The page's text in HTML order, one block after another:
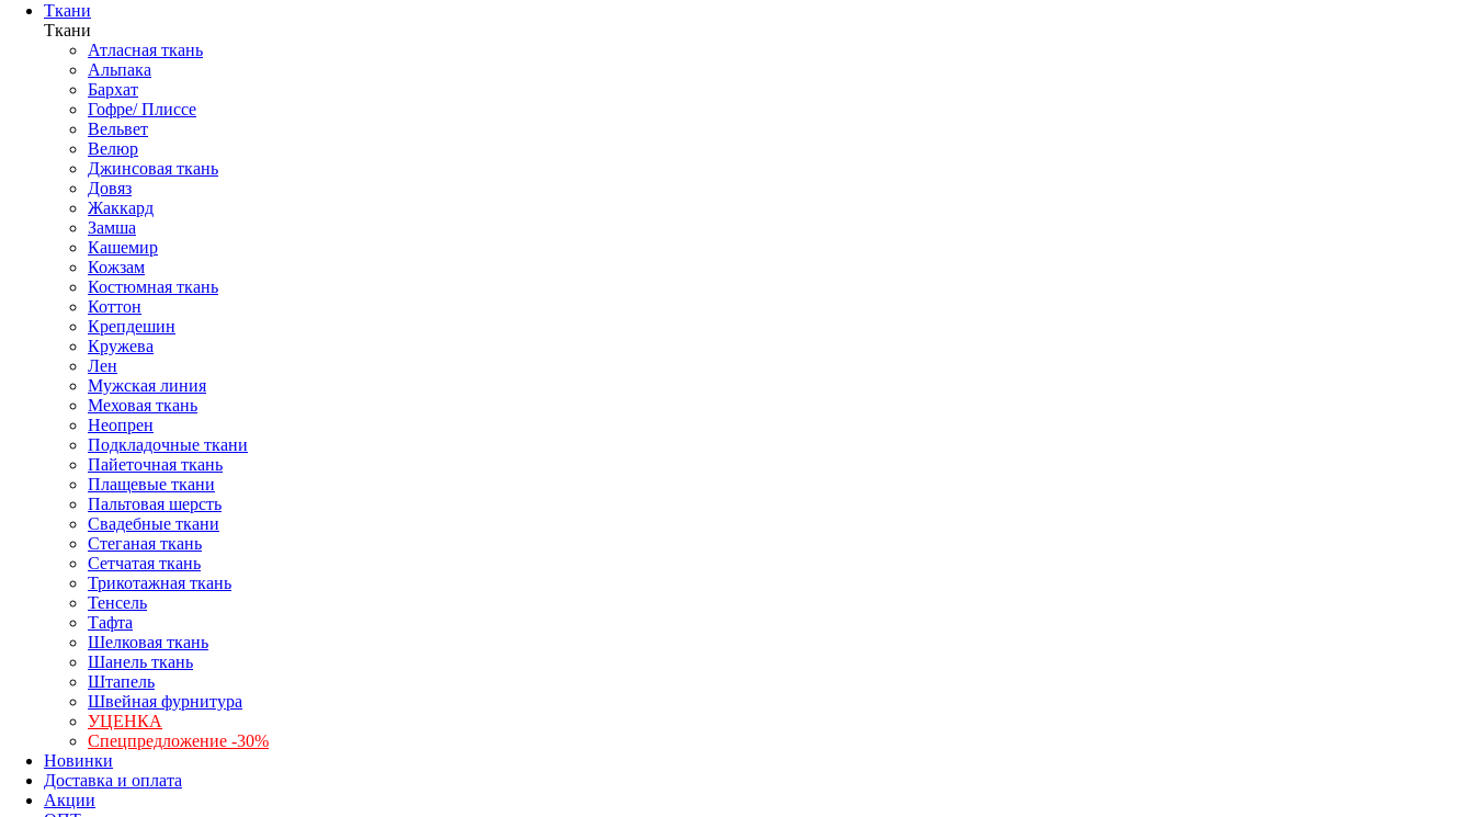
Ткани
Ткани
Атласная ткань
Альпака
Бархат
Гофре/ Плиссе
Вельвет
Велюр
Джинсовая ткань
Довяз
Жаккард
Замша
Кашемир
Кожзам
Костюмная ткань
Коттон
Крепдешин
Кружева
Лен
Мужская линия
Меховая ткань
Неопрен
Подкладочные ткани
Пайеточная ткань
Плащевые ткани
Пальтовая шерсть
Свадебные ткани
Стеганая ткань
Сетчатая ткань
Трикотажная ткань
Тенсель
Тафта
Шелковая ткань
Шанель ткань
Штапель
Швейная фурнитура
УЦЕНКА
Спецпредложение -30%
Новинки
Доставка и оплата
Акции